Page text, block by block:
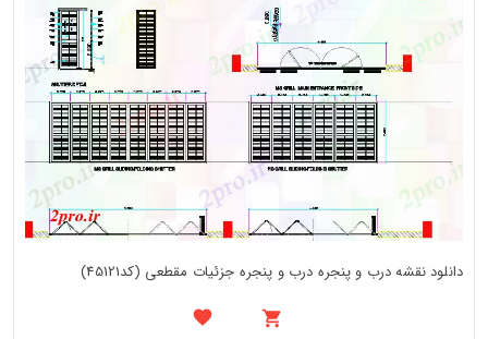
دانلود نقشه درب و پنجره درب و پنجره جزئیات مقطعی (کد45121)